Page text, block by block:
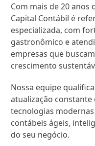
Com mais de 20 anos
Capital Contábil é
especializada, com
gastronômico e
empresas que
crescimento
Nossa equipe
atualização constante
tecnologias
contábeis ágeis,
do seu negócio.